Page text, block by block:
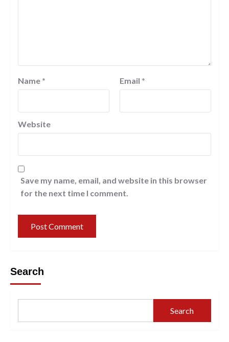
Name * Email *
Website
Save my name, email, and website in this browser
for the next time I comment.
Search
Search